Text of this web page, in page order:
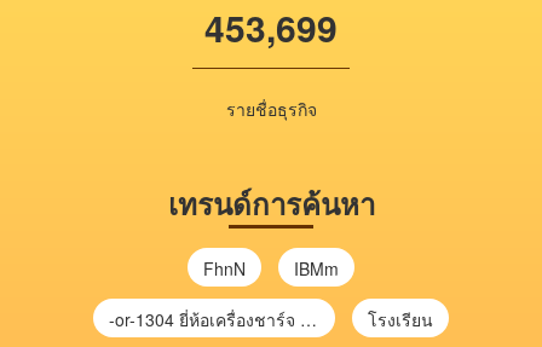
453,699
รายชื่อธุรกิจ
เทรนด์การค้นหา
FhnN IBMm
-or-1304 ยี่ห้อเครื่องชาร์จ chargecore โรงเรียน